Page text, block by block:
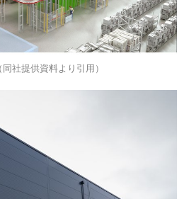
社提供資料より引用）